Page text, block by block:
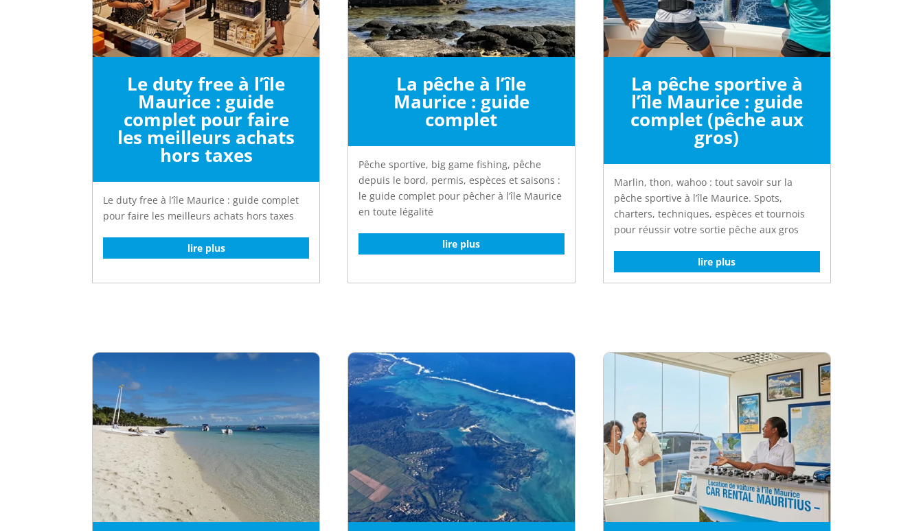
Le duty free à l’île
Maurice : guide
complet pour faire
les meilleurs achats
hors taxes
Le duty free à l’île Maurice : guide complet
pour faire les meilleurs achats hors taxes
lire plus
La pêche à l’île
Maurice : guide
complet
Pêche sportive, big game fishing, pêche
depuis le bord, permis, espèces et saisons :
le guide complet pour pêcher à l’île Maurice
en toute légalité
lire plus
La pêche sportive à
l’île Maurice : guide
complet (pêche aux
gros)
Marlin, thon, wahoo : tout savoir sur la
pêche sportive à l’île Maurice. Spots,
charters, techniques, espèces et tournois
pour réussir votre sortie pêche aux gros
lire plus